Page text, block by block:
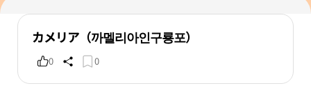
カメリア（까멜리아인구룡포）
0 0